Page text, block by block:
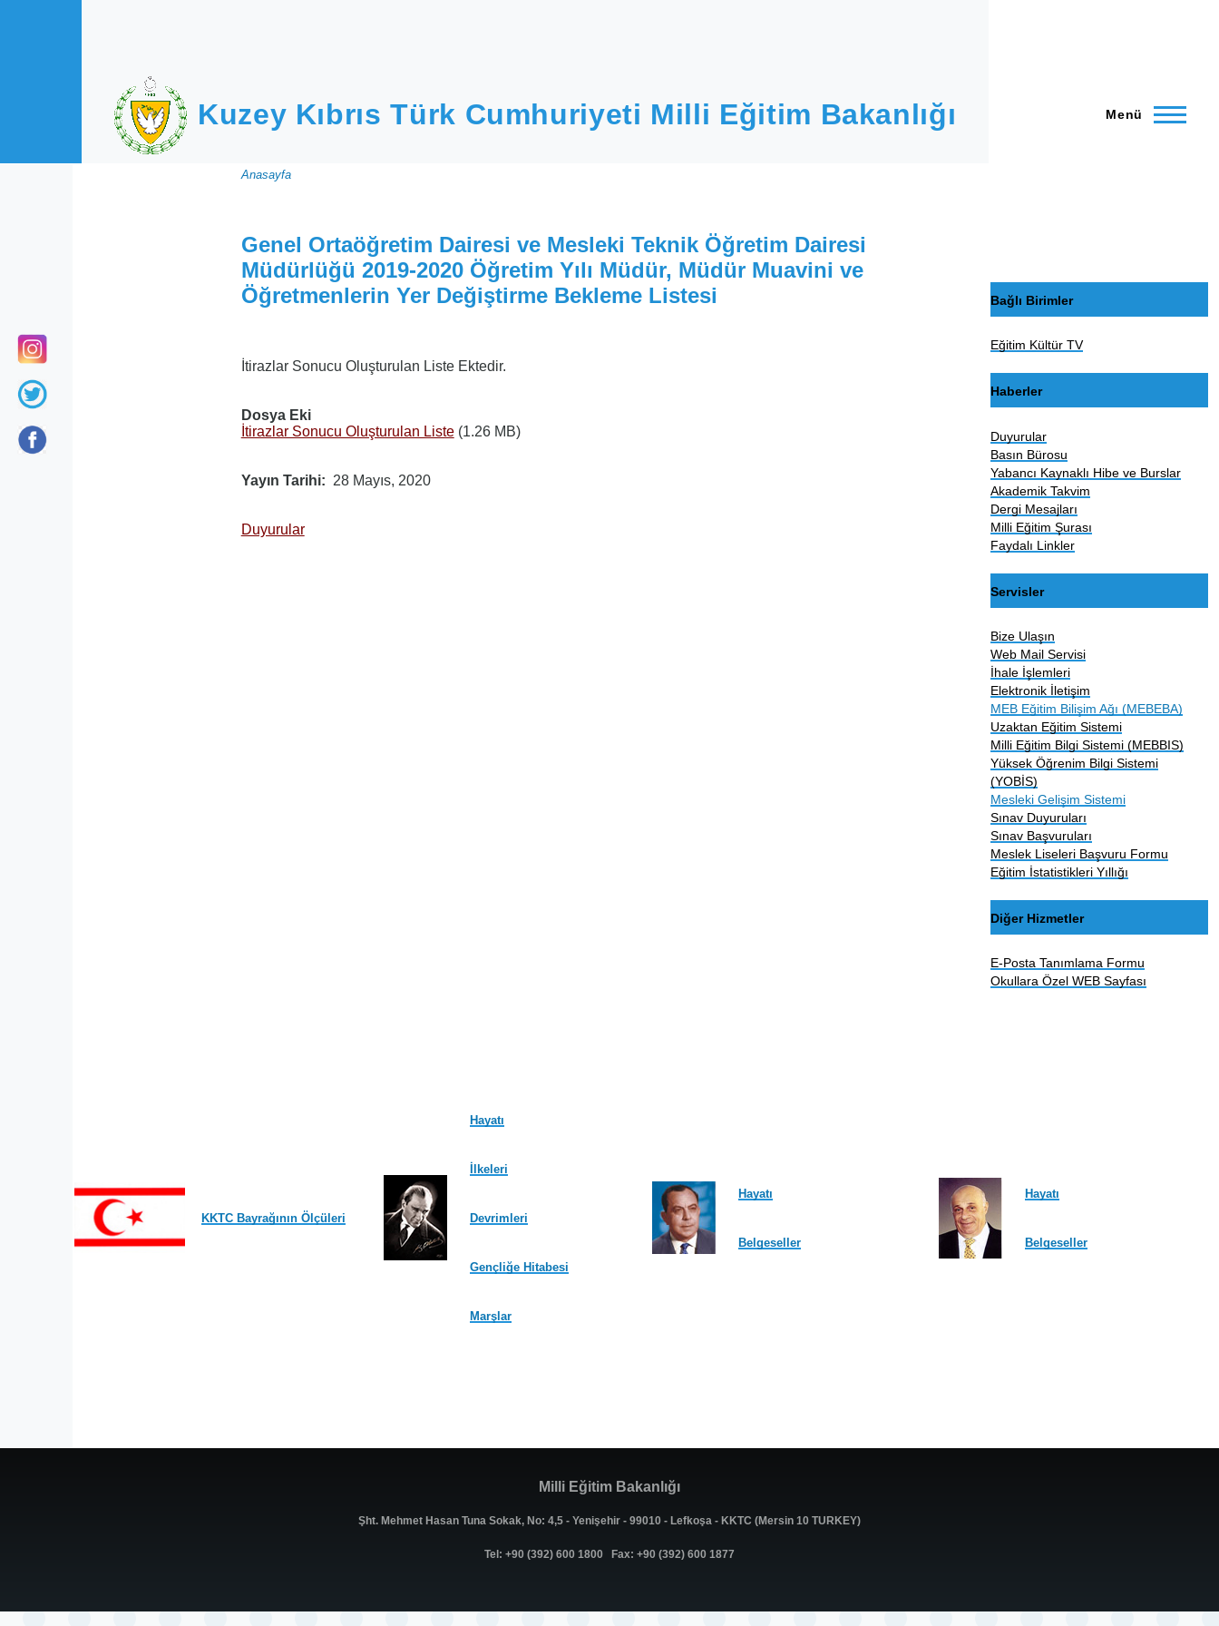
Kuzey Kıbrıs Türk Cumhuriyeti Milli Eğitim Bakanlığı Menü
Sayfa
yolu
Anasayfa
Genel Ortaöğretim Dairesi ve Mesleki Teknik Öğretim Dairesi
Müdürlüğü 2019-2020 Öğretim Yılı Müdür, Müdür Muavini ve
Öğretmenlerin Yer Değiştirme Bekleme Listesi
İtirazlar Sonucu Oluşturulan Liste Ektedir.
Dosya Eki
İtirazlar Sonucu Oluşturulan Liste (1.26 MB)
Yayın Tarihi 28 Mayıs, 2020
Duyurular
Bağlı Birimler
Eğitim Kültür TV
Haberler
Duyurular
Basın Bürosu
Yabancı Kaynaklı Hibe ve Burslar
Akademik Takvim
Dergi Mesajları
Milli Eğitim Şurası
Faydalı Linkler
Servisler
Bize Ulaşın
Web Mail Servisi
İhale İşlemleri
Elektronik İletişim
MEB Eğitim Bilişim Ağı (MEBEBA)
Uzaktan Eğitim Sistemi
Milli Eğitim Bilgi Sistemi (MEBBIS)
Yüksek Öğrenim Bilgi Sistemi
(YOBİS)
Mesleki Gelişim Sistemi
Sınav Duyuruları
Sınav Başvuruları
Meslek Liseleri Başvuru Formu
Eğitim İstatistikleri Yıllığı
Diğer Hizmetler
E-Posta Tanımlama Formu
Okullara Özel WEB Sayfası
KKTC Bayrağının Ölçüleri
Hayatı
İlkeleri
Devrimleri
Gençliğe Hitabesi
Marşlar
Hayatı
Belgeseller
Hayatı
Belgeseller
Milli Eğitim Bakanlığı
Şht. Mehmet Hasan Tuna Sokak, No: 4,5 - Yenişehir - 99010 - Lefkoşa - KKTC (Mersin 10 TURKEY)
Tel: +90 (392) 600 1800 Fax: +90 (392) 600 1877